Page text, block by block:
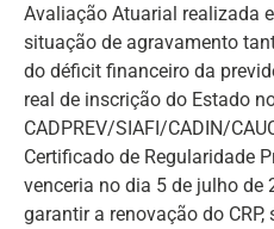
Avaliação Atuarial realizada
situação de agravamento
do déficit financeiro da
real de inscrição do Estado
CADPREV/SIAFI/CADIN/
Certificado de Regularidade
venceria no dia 5 de julho de
garantir a renovação do